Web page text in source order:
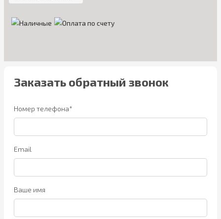
Заказать обратный звонок
Номер телефона*
Email
Ваше имя